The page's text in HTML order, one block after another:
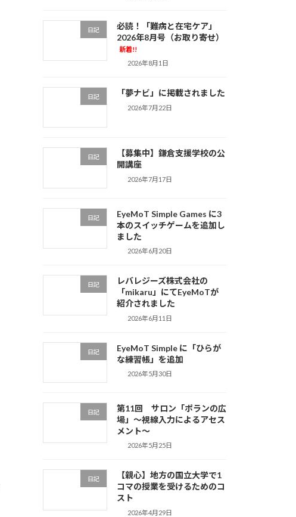
日記
必読！「難病と在宅ケア」
2026年8月号（お取り寄せ）
新着!!
2026年8月1日
日記 「夢ナビ」に掲載されました
2026年7月22日
日記
【募集中】鎌倉支援学校の公
開講座
2026年7月17日
日記
EyeMoT Simple Games に3
本のスイッチゲームを追加し
ました
2026年6月20日
日記
レバレジーズ株式会社の
「mikaru」にてEyeMoTが
紹介されました
2026年6月11日
日記
EyeMoT Simple に「ひらが
な練習帳」を追加
2026年5月30日
日記
第11回 サロン「ポランの広
場」〜視線入力によるアセス
メント〜
2026年5月25日
日記
【親心】地方の国立大学で1
コマの授業を受けるためのコ
スト
2026年4月29日